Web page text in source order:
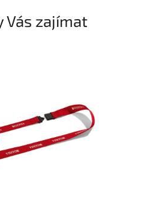
Vás zajímat